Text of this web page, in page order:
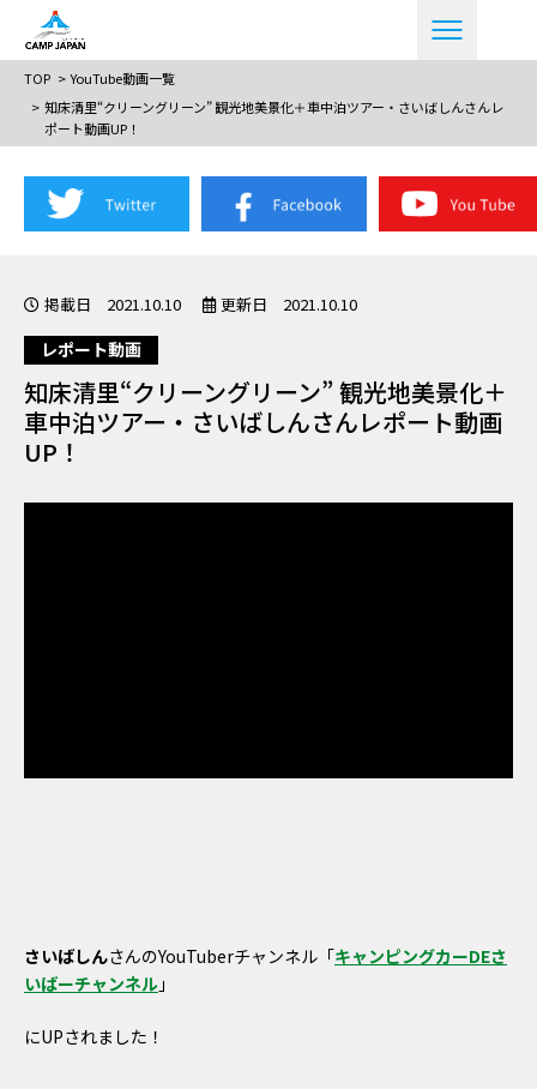
TOP
YouTube動画一覧
知床清里“クリーングリーン” 観光地美景化＋車中泊ツアー・さいばしんさんレ
ポート動画UP！
掲載日 2021.10.10 更新日 2021.10.10
レポート動画
知床清里“クリーングリーン” 観光地美景化＋
車中泊ツアー・さいばしんさんレポート動画
UP！
さいばしんさんのYouTuberチャンネル「キャンピングカーDEさ
いばーチャンネル 」
にUPされました！